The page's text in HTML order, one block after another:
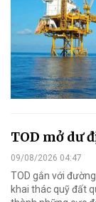
TOD mở dư
09/08/2026 04:47
TOD gắn với
khai thác quỹ đất